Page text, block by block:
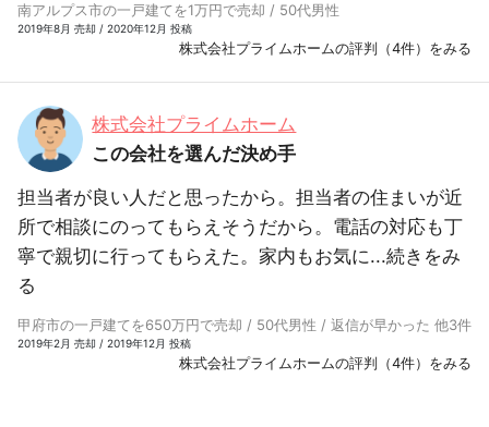
南アルプス市の一戸建てを1万円で売却 / 50代男性
2019年8月 売却 / 2020年12月 投稿
株式会社プライムホームの評判（4件）をみる
株式会社プライムホーム
この会社を選んだ決め手
担当者が良い人だと思ったから。担当者の住まいが近
所で相談にのってもらえそうだから。電話の対応も丁
寧で親切に行ってもらえた。家内もお気に...続きをみ
る
甲府市の一戸建てを650万円で売却 / 50代男性 / 返信が早かった 他3件
2019年2月 売却 / 2019年12月 投稿
株式会社プライムホームの評判（4件）をみる